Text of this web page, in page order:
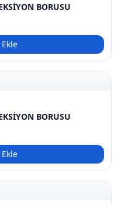
BORUSU
BORUSU